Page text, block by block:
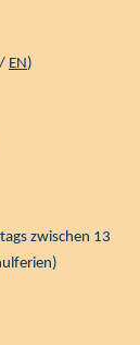
/ EN )
zwischen 13